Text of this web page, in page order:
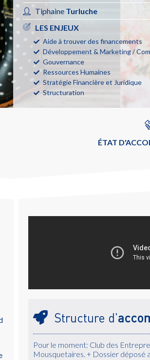
Tiphaine Turluche
LES ENJEUX
Aide à trouver des financements
Développement & Marketing /
Gouvernance
Ressources Humaines
Stratégie Financière et Juridique
Structuration
ÉTAT
Structure d'
Pour le moment: Club des
Mousquetaires. + Dossier déposé